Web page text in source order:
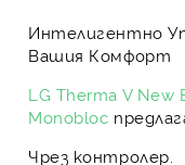
Интелигентно
Вашия Комфорт
LG Therma V New
Monobloc
Чрез контролер